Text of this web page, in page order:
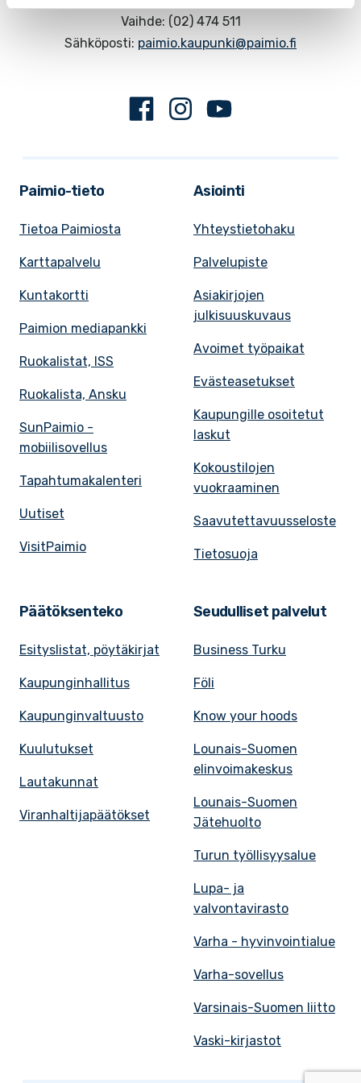
Vaihde: (02) 474 511
Sähköposti: paimio.kaupunki@paimio.fi
FacebookInstagram
Paimio-tieto
Tietoa Paimiosta
Karttapalvelu
Kuntakortti
Paimion mediapankki
Ruokalistat, ISS
Ruokalista, Ansku
SunPaimio -
mobiilisovellus
Tapahtumakalenteri
Uutiset
VisitPaimio
Asiointi
Yhteystietohaku
Palvelupiste
Asiakirjojen
julkisuuskuvaus
Avoimet työpaikat
Evästeasetukset
Kaupungille osoitetut
laskut
Kokoustilojen
vuokraaminen
Saavutettavuusseloste
Tietosuoja
Päätöksenteko
Esityslistat, pöytäkirjat
Kaupunginhallitus
Kaupunginvaltuusto
Kuulutukset
Lautakunnat
Viranhaltijapäätökset
Seudulliset palvelut
Business Turku
Föli
Know your hoods
Lounais-Suomen
elinvoimakeskus
Lounais-Suomen
Jätehuolto
Turun työllisyysalue
Lupa- ja
valvontavirasto
Varha - hyvinvointialue
Varha-sovellus
Varsinais-Suomen liitto
Vaski-kirjastot